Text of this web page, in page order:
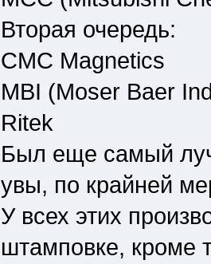
Вторая очередь:
CMC Magnetics
MBI (Moser Baer
Ritek
Был еще самый
увы, по крайней
У всех этих
штамповке, кроме